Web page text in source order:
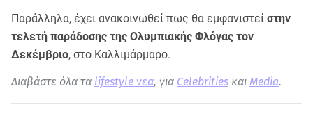
Παράλληλα, έχει ανακοινωθεί πως θα εμφανιστεί στην
τελετή παράδοσης της Ολυμπιακής Φλόγας τον
Δεκέμβριο, στο Καλλιμάρμαρο.
Διαβάστε όλα τα lifestyle νεα, για Celebrities και Media.